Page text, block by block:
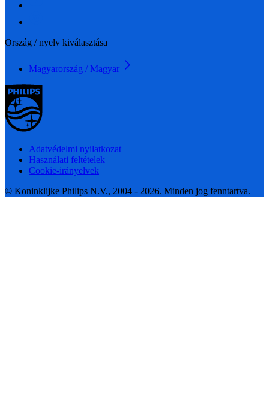
Ország / nyelv kiválasztása
Magyarország / Magyar
Adatvédelmi nyilatkozat
Használati feltételek
Cookie-irányelvek
© Koninklijke Philips N.V., 2004 - 2026. Minden jog fenntartva.